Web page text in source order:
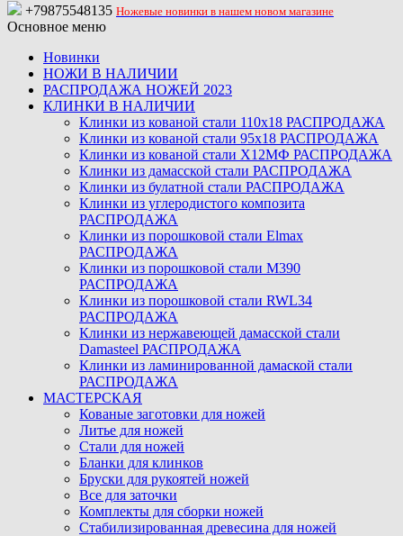
+79875548135 Ножевые новинки в нашем новом магазине
Основное меню
Новинки
НОЖИ В НАЛИЧИИ
РАСПРОДАЖА НОЖЕЙ 2023
КЛИНКИ В НАЛИЧИИ
Клинки из кованой стали 110х18 РАСПРОДАЖА
Клинки из кованой стали 95х18 РАСПРОДАЖА
Клинки из кованой стали Х12МФ РАСПРОДАЖА
Клинки из дамасской стали РАСПРОДАЖА
Клинки из булатной стали РАСПРОДАЖА
Клинки из углеродистого композита
РАСПРОДАЖА
Клинки из порошковой стали Elmax
РАСПРОДАЖА
Клинки из порошковой стали M390
РАСПРОДАЖА
Клинки из порошковой стали RWL34
РАСПРОДАЖА
Клинки из нержавеющей дамасской стали
Damasteel РАСПРОДАЖА
Клинки из ламинированной дамаской стали
РАСПРОДАЖА
МАСТЕРСКАЯ
Кованые заготовки для ножей
Литье для ножей
Стали для ножей
Бланки для клинков
Бруски для рукоятей ножей
Все для заточки
Комплекты для сборки ножей
Стабилизированная древесина для ножей